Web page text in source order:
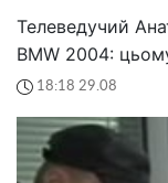
Телеведучий
BMW 2004:
18:18 29.08